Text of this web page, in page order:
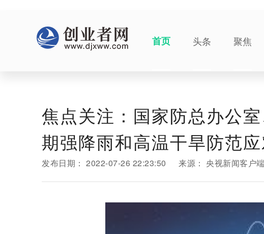
首页 头条 聚焦
焦点关注：国家防总办公
期强降雨和高温干旱防范
发布日期： 2022-07-26 22:23:50 来源： 央视新闻客户端